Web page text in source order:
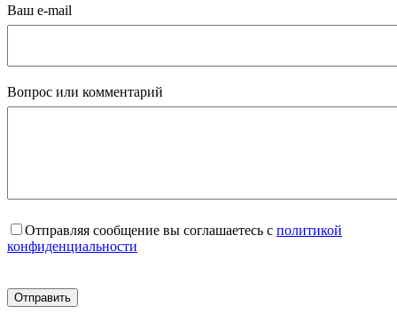
Ваш e-mail
Вопрос или комментарий
Отправляя сообщение вы соглашаетесь с политикой
конфиденциальности